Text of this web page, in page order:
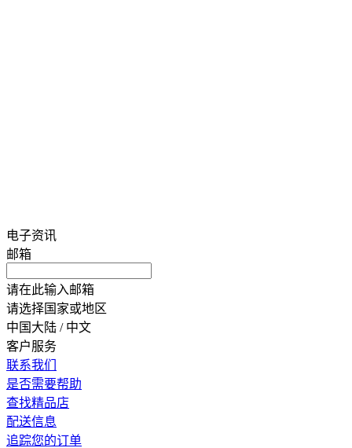
电子资讯
邮箱
请在此输入邮箱
请选择国家或地区
中国大陆 / 中文
客户服务
联系我们
是否需要帮助
查找精品店
配送信息
追踪您的订单